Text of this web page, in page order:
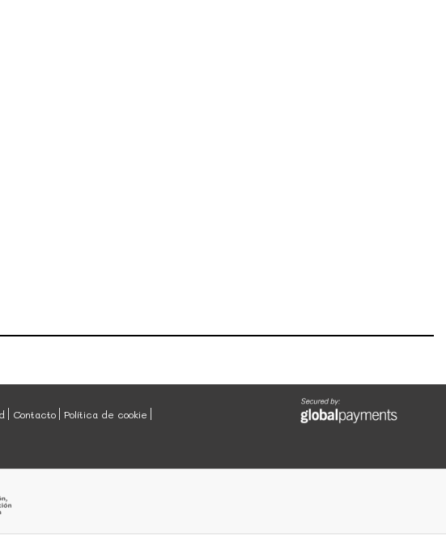
Contacto
Política de cookie